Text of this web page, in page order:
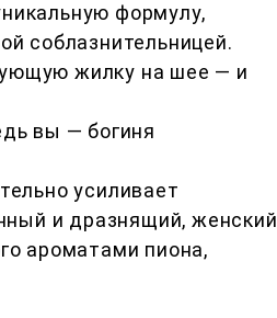
формулу,
соблазнительницей.
жилку на шее — и
вы — богиня
усиливает
и дразнящий, женский
ароматами пиона,